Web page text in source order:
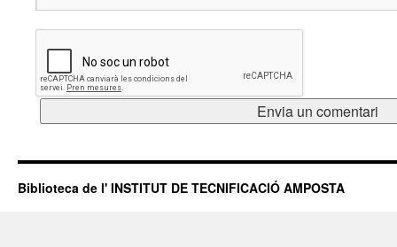
Biblioteca de l' INSTITUT DE TECNIFICACIÓ AMPOSTA